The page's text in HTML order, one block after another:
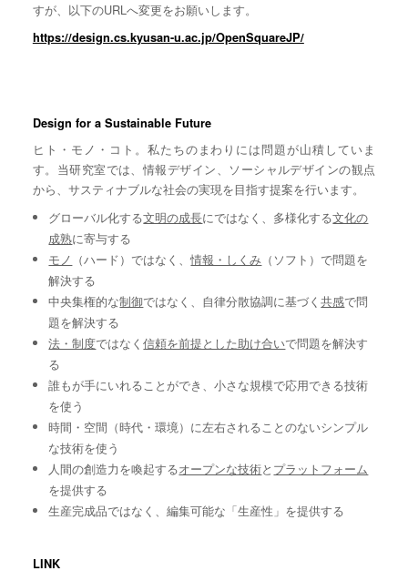
すが、以下のURLへ変更をお願いします。
https://design.cs.kyusan-u.ac.jp/OpenSquareJP/
Design for a Sustainable Future
ヒト・モノ・コト。私たちのまわりには問題が山積していま
す。当研究室では、情報デザイン、ソーシャルデザインの観点
から、サスティナブルな社会の実現を目指す提案を行います。
グローバル化する文明の成長にではなく、多様化する文化の
成熟に寄与する
モノ （ハード）ではなく、情報・しくみ （ソフト）で問題を
解決する
中央集権的な制御ではなく、自律分散協調に基づく共感で問
題を解決する
法・制度ではなく信頼を前提とした助け合いで問題を解決す
る
誰もが手にいれることができ、小さな規模で応用できる技術
を使う
時間・空間（時代・環境）に左右されることのないシンプル
な技術を使う
人間の創造力を喚起するオープンな技術と プラットフォーム
を提供する
生産完成品ではなく、編集可能な「生産性」を提供する
LINK